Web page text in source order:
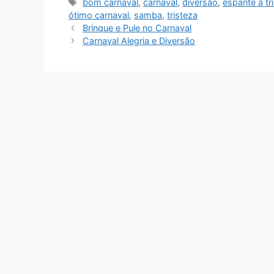
bom carnaval,carnaval,diversão,espante a
ótimo carnaval, samba, tristeza
Brinque e Pule no Carnaval
Carnaval Alegria e Diversão